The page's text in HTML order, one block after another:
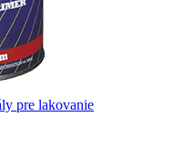
pre lakovanie